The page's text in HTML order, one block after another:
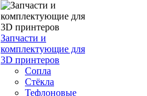
Запчасти и
комплектующие для
3D принтеров
Сопла
Cтёкла
Тефлоновые